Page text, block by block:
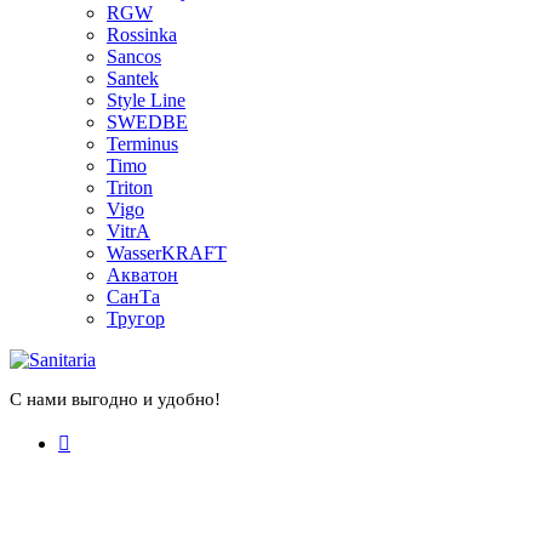
RGW
Rossinka
Sancos
Santek
Style Line
SWEDBE
Terminus
Timo
Triton
Vigo
VitrA
WasserKRAFT
Акватон
СанТа
Тругор
С нами выгодно и удобно!